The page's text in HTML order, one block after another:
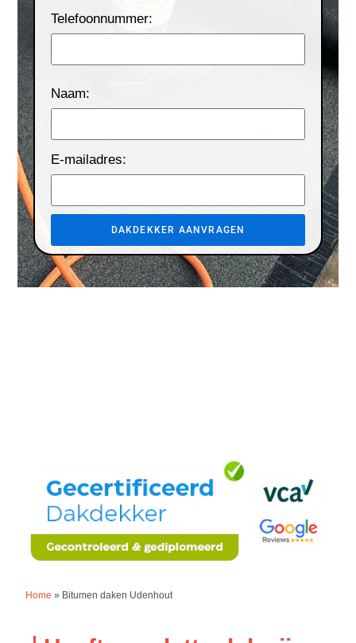
Telefoonnummer:
Naam:
E-mailadres:
DAKDEKKER AANVRAGEN
Home » Bitumen daken Udenhout